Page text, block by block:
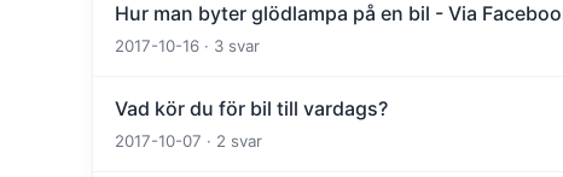
Hur man byter glödlampa på en bil - Via
2017-10-16 · 3 svar
Vad kör du för bil till vardags?
2017-10-07 · 2 svar